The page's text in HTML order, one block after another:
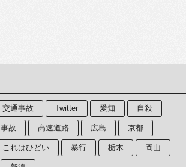
交通事故 Twitter 愛知 自殺
事故 高速道路 広島 京都
これはひどい 暴行 栃木 岡山